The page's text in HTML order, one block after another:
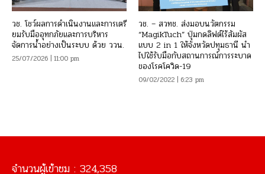
วช. โชว์ผลการดำเนินงานและการเตรี
ยมรับมืออุทกภัยและการบริหาร
จัดการน้ำอย่างเป็นระบบ ด้วย ววน.
25/07/2026 | 11:00 pm
วช. – สวทช. ส่งมอบนวัตกรรม
“MagikTuch” ปุ่มกดลิฟต์ไร้สัมผัส
แบบ 2 in 1 ให้จังหวัดปทุมธานี นำ
ไปใช้รับมือกับสถานการณ์การระบาด
ของโรคโควิด-19
09/02/2022 | 6:23 pm
จำนวนผู้เข้าชม : 324,358